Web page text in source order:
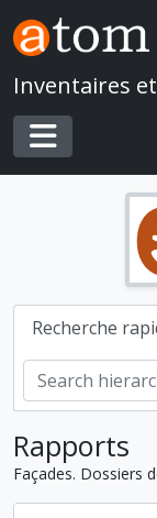
Skip to main content
Inventaires
Toggle
Recherche
Rapports
Façades. Dossiers